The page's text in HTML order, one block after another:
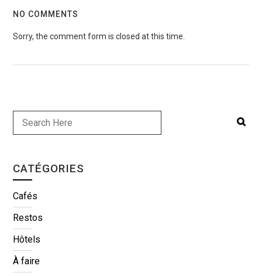
NO COMMENTS
Sorry, the comment form is closed at this time.
CATÉGORIES
Cafés
Restos
Hôtels
À faire